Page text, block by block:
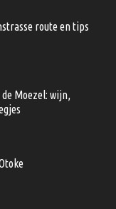
route en tips
Moezel: wijn,